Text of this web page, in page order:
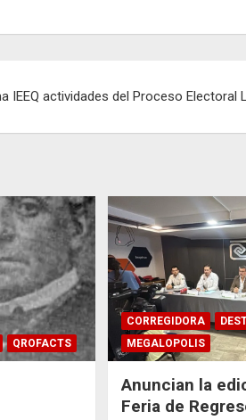
IEEQ actividades del Proceso Electoral
QROFACTS
CORREGIDORA
MEGALOPOLIS
Anuncian la
Feria de